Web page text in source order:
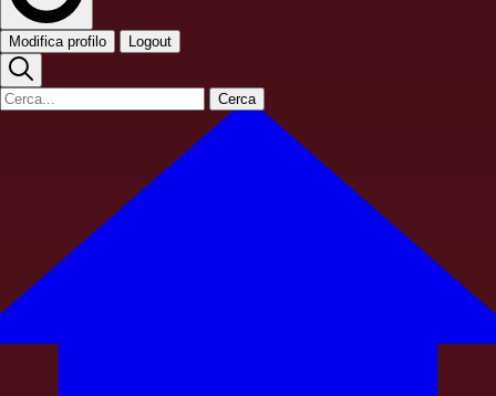
Modifica profilo Logout
Cerca